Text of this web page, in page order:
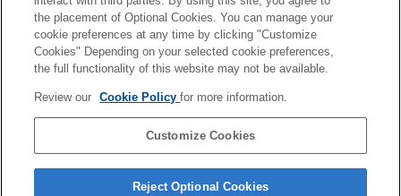
スマートフォンでできること
パソコンでできること
クラウドサービスを利用する
故障かな？と思ったら
the placement of Optional Cookies. You can manage your
cookie preferences at any time by clicking "Customize
Cookies" Depending on your selected cookie preferences,
the full functionality of this website may not be available.
Review our Cookie Policyfor more information.
Customize Cookies
Reject Optional Cookies